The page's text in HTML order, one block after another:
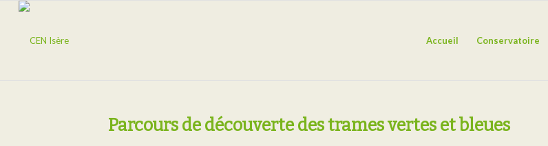
Accueil Conservatoire
Parcours de découverte des trames vertes et bleues